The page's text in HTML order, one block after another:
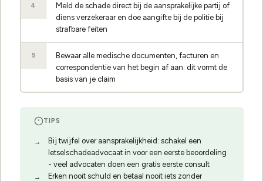
4
Meld de schade direct bij de aansprakelijke partij of
diens verzekeraar en doe aangifte bij de politie bij
strafbare feiten
5
Bewaar alle medische documenten, facturen en
correspondentie van het begin af aan: dit vormt de
basis van je claim
TIPS
Bij twijfel over aansprakelijkheid: schakel een
letselschadeadvocaat in voor een eerste beoordeling
- veel advocaten doen een gratis eerste consult
Erken nooit schuld en betaal nooit iets zonder